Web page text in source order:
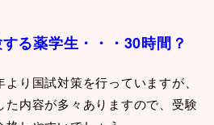
る薬学生・・・30時間？
り国試対策を行っていますが、
た内容が多々ありますので、受験